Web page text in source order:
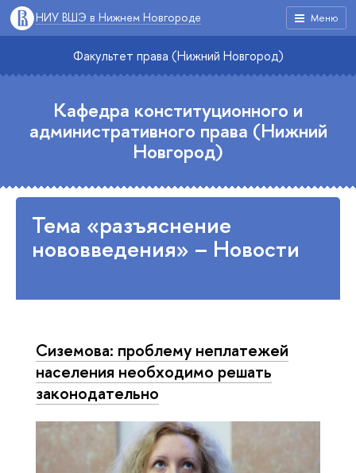
Меню
НИУ ВШЭ в Нижнем Новгороде
Факультет права (Нижний Новгород)
Кафедра конституционного и
административного права (Нижний
Новгород)
Тема «разъяснение
нововведения» – Новости
Сиземова: проблему неплатежей
населения необходимо решать
законодательно